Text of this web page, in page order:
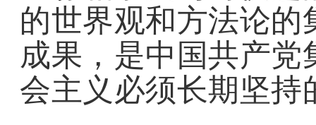
的世界观和方法论
成果，是中国共产
会主义必须长期坚持